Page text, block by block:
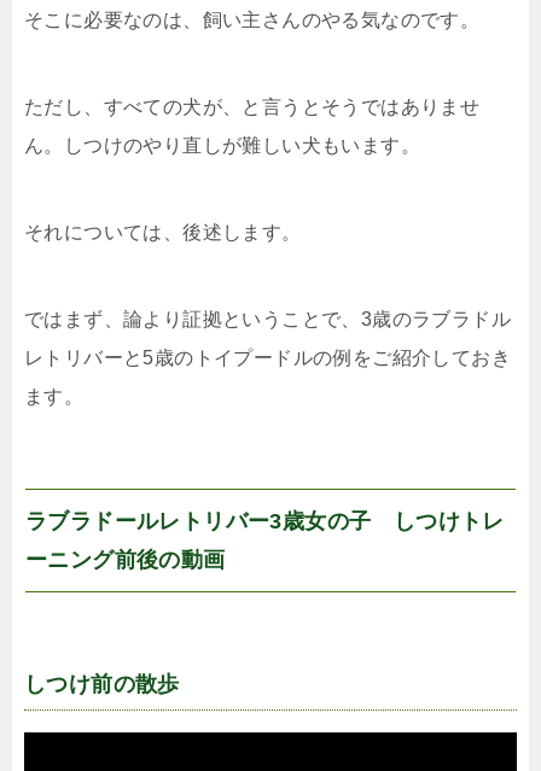
そこに必要なのは、飼い主さんのやる気なのです。
ただし、すべての犬が、と言うとそうではありませ
ん。しつけのやり直しが難しい犬もいます。
それについては、後述します。
ではまず、論より証拠ということで、3歳のラブラドル
レトリバーと5歳のトイプードルの例をご紹介しておき
ます。
ラブラドールレトリバー3歳女の子 しつけトレ
ーニング前後の動画
しつけ前の散歩